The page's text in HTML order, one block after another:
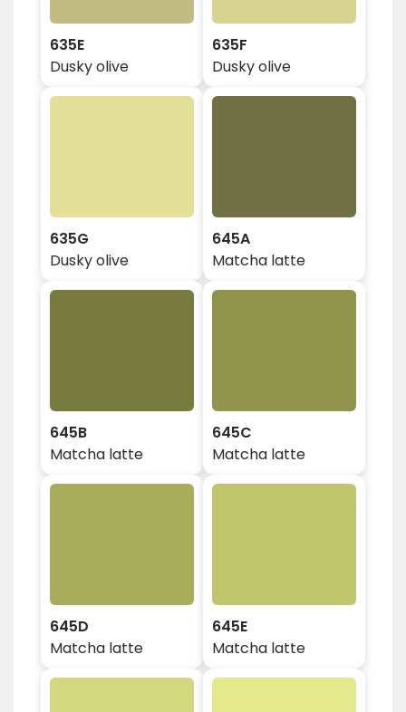
635E
Dusky olive
635F
Dusky olive
635G
Dusky olive
645A
Matcha latte
645B
Matcha latte
645C
Matcha latte
645D
Matcha latte
645E
Matcha latte